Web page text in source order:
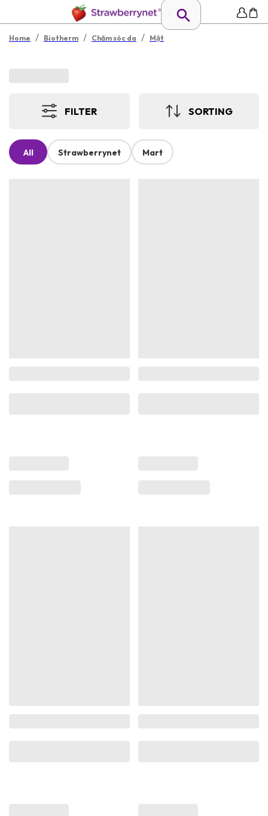
Home / Biotherm / Chăm sóc da / Mặt
FILTER SORTING
All Strawberrynet Mart